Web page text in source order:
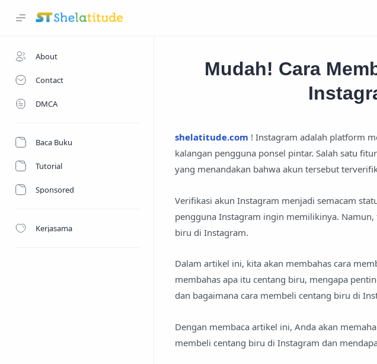
About
Contact
DMCA
Baca Buku
Tutorial
Sponsored
Kerjasama
Mudah! Cara
shelatitude.com ! Instagram adalah platform
kalangan pengguna ponsel pintar. Salah satu
yang menandakan bahwa akun tersebut
Verifikasi akun Instagram menjadi semacam
pengguna Instagram ingin memilikinya.
biru di Instagram.
Dalam artikel ini, kita akan membahas cara
membahas apa itu centang biru, mengapa
dan bagaimana cara membeli centang biru di
Dengan membaca artikel ini, Anda akan
membeli centang biru di Instagram dan